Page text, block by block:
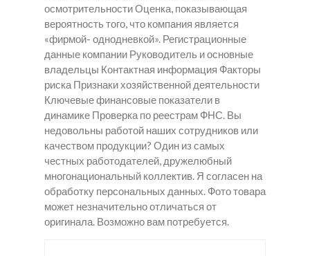
осмотрительности Оценка, показывающая
вероятность того, что компания является
«фирмой- однодневкой». Регистрационные
данные компании Руководитель и основные
владельцы Контактная информация Факторы
риска Признаки хозяйственной деятельности
Ключевые финансовые показатели в
динамике Проверка по реестрам ФНС. Вы
недовольны работой наших сотрудников или
качеством продукции? Один из самых
честных работодателей, дружелюбный
многонациональный коллектив. Я согласен на
обработку персональных данных. Фото товара
может незначительно отличаться от
оригинала. Возможно вам потребуется.